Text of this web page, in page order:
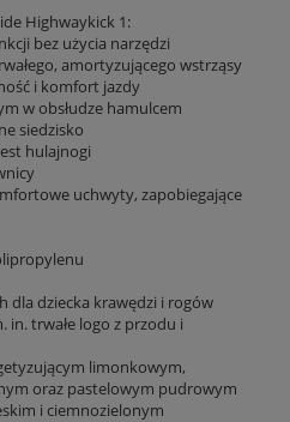
Highwaykick 1:
bez użycia narzędzi
amortyzującego wstrząsy
i komfort jazdy
w obsłudze hamulcem
siedzisko
hulajnogi
uchwyty, zapobiegające
dla dziecka krawędzi i rogów
in. trwałe logo z przodu i
limonkowym,
oraz pastelowym pudrowym
i ciemnozielonym